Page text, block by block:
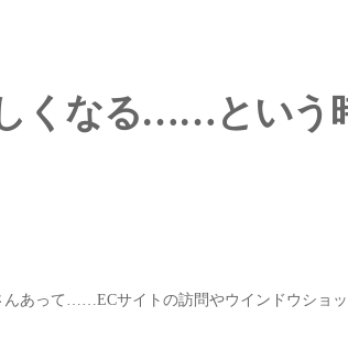
くなる……という
あって……ECサイトの訪問やウインドウショッ